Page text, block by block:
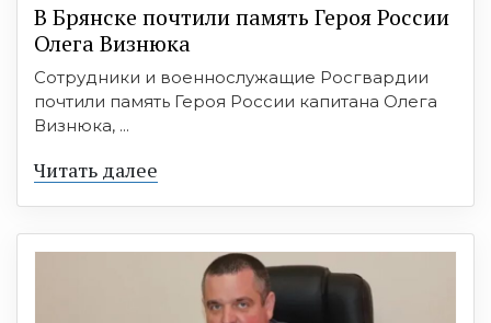
В Брянске почтили память Героя России
Олега Визнюка
Сотрудники и военнослужащие Росгвардии
почтили память Героя России капитана Олега
Визнюка, ...
Читать далее